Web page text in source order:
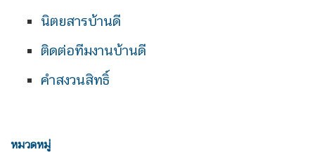
นิตยสารบ้านดี
ติดต่อทีมงานบ้านดี
คำสงวนสิทธิ์
หมวดหมู่